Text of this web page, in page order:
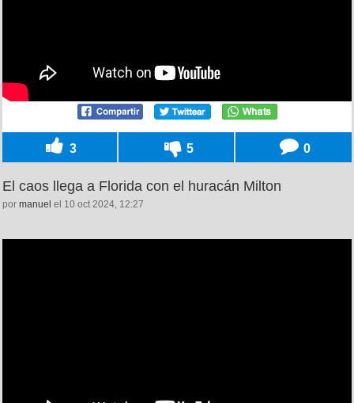
3 5 0
El caos llega a Florida con el huracán Milton
por manuel el 10 oct 2024, 12:27